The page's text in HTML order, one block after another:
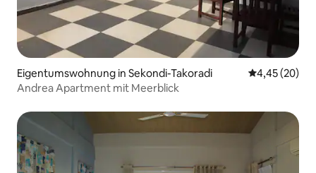
Eigentumswohnung in Sekondi-Takoradi
4,45 (20)
Andrea Apartment mit Meerblick